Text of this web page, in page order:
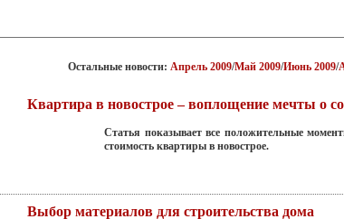
Остальные новости: Апрель 2009/Май 2009/Июнь 2009/
Квартира в новострое – воплощение мечты о
Статья показывает все положительные
стоимость квартиры в новострое.
Выбор материалов для строительства дома